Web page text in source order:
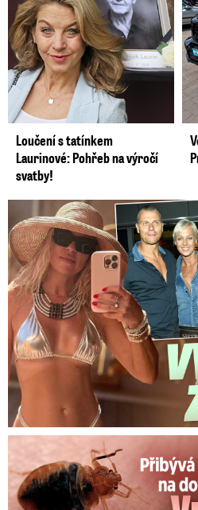
Loučení s tatínkem
Laurinové: Pohřeb na výročí
svatby!
Tohle tělo nahradilo Belo: Nová
Panika na dovolené: Vnuka Soni